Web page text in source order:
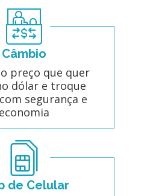
Câmbio
o preço que quer
dólar e troque
segurança e
economia
de Celular